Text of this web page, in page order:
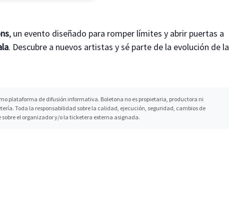
, un evento diseñado para romper límites y abrir puertas a
. Descubre a nuevos artistas y sé parte de la evolución de la
plataforma de difusión informativa. Boletona no es propietaria, productora ni
Toda la responsabilidad sobre la calidad, ejecución, seguridad, cambios de
el organizador y/o la ticketera externa asignada.